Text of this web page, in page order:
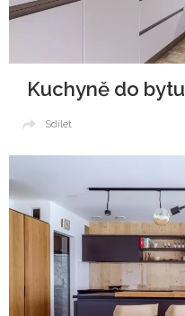
Kuchyně do bytu
Sdílet